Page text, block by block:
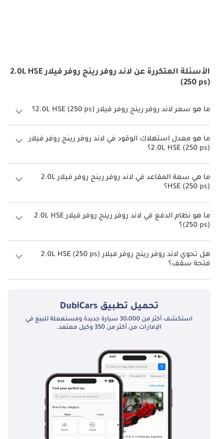
الأسئلة المتكررة عن لاند روفر رينج روفر فيلار 2.0L HSE
(250 ps)
ما هو سعر لاند روفر رينج روفر فيلار 2.0L HSE (250 ps)؟
سعر لاند روفر رينج روفر فيلار 2.0L HSE (250 ps) هو درهم 296,000.
ما هو معدل استهلاك الوقود في لاند روفر رينج روفر فيلار
2.0L HSE (250 ps)؟
يبلغ معدل استهلاك الوقود المقترح من الشركة المصنعة لسيارة لاند روفر
رينج روفر فيلار 2026 من 8 كم/ليتر - 10 كم/ليتر.
ما هي سعة المقاعد في لاند روفر رينج روفر فيلار 2.0L
HSE (250 ps)؟
تتسع لاند روفر رينج روفر فيلار 2.0L HSE (250 ps) لأ 5 أشخاص.
ما هو نظام الدفع في لاند روفر رينج روفر فيلار 2.0L HSE
(250 ps)؟
نظام الدفع في لاند روفر رينج روفر فيلار All Wheel Drive 2.0L HSE (250 ps).
هل تحوي لاند روفر رينج روفر فيلار 2.0L HSE (250 ps)
فتحة سقف؟
نعم توفر لاند روفر رينج روفر فيلار 2.0L HSE (250 ps) فتحة السقف كخيار.
تحميل تطبيق DubiCars
استكشف أكثر من 30،000 سيارة جديدة ومستعملة للبيع في
الإمارات من أكثر من 350 وكيل معتمد.